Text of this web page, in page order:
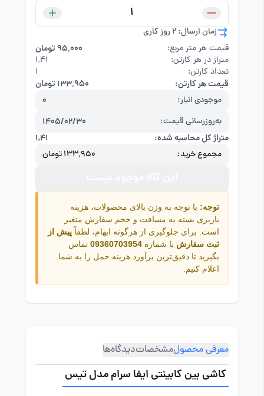
زمان ارسال: 2 روز کاری
قیمت هر متر مربع:
۹۵٬۰۰۰ تومان
متراژ در هر کارتن:
۱,۴۱
تعداد کارتن:
1
قیمت هر کارتن: ۱۳۳٬۹۵۰ تومان
موجودی انبار: 0
به‌روزرسانی قیمت:
1405/02/30
متراژ کل محاسبه شده:
۱,۴۱
مجموع خرید: ۱۳۳٬۹۵۰ تومان
توجه: با توجه به وزن بالای محصولات، هزینه
باربری بسته به مسافت و حجم سفارش متغیر
است. برای جلوگیری از هرگونه ابهام، لطفاً پیش از
ثبت سفارش با شماره 09360703954 تماس
بگیرید تا دقیق‌ترین برآورد هزینه حمل را به شما
اعلام کنیم.
معرفی محصولمشخصاتدیدگاه‌ها
کاشی بین کابینتی ایفا سرام مدل تیس